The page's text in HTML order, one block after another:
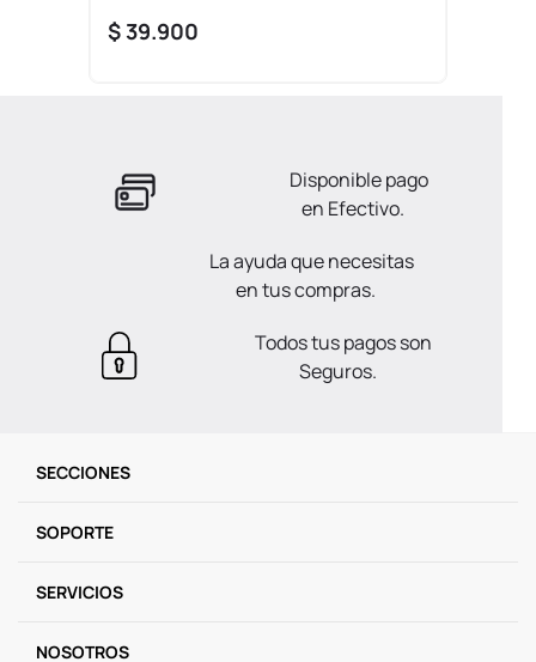
$39.900
Disponible pago
en Efectivo.
La ayuda que necesitas
en tus compras.
Todos tus pagos son
Seguros.
SECCIONES
SOPORTE
SERVICIOS
NOSOTROS